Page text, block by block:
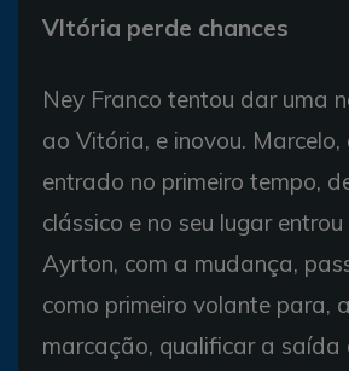
VItória perde chances
Ney Franco tentou dar uma
ao Vitória, e inovou. Marcelo,
entrado no primeiro tempo,
clássico e no seu lugar
Ayrton, com a mudança,
como primeiro volante para,
marcação, qualificar a saída